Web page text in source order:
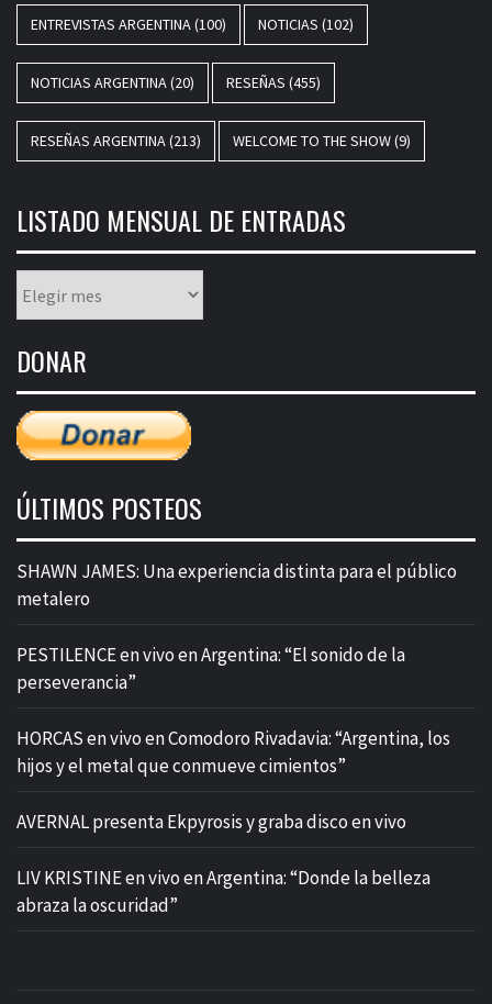
ENTREVISTAS ARGENTINA(100) NOTICIAS (102)
NOTICIAS ARGENTINA(20) RESEÑAS (455)
RESEÑAS ARGENTINA(213) WELCOME TO THE SHOW(9)
LISTADO MENSUAL DE ENTRADAS
mensual
entradas
DONAR
ÚLTIMOS POSTEOS
SHAWN JAMES: Una experiencia distinta para el público
metalero
PESTILENCE en vivo en Argentina: “El sonido de la
perseverancia”
HORCAS en vivo en Comodoro Rivadavia: “Argentina, los
hijos y el metal que conmueve cimientos”
AVERNAL presenta Ekpyrosis y graba disco en vivo
LIV KRISTINE en vivo en Argentina: “Donde la belleza
abraza la oscuridad”